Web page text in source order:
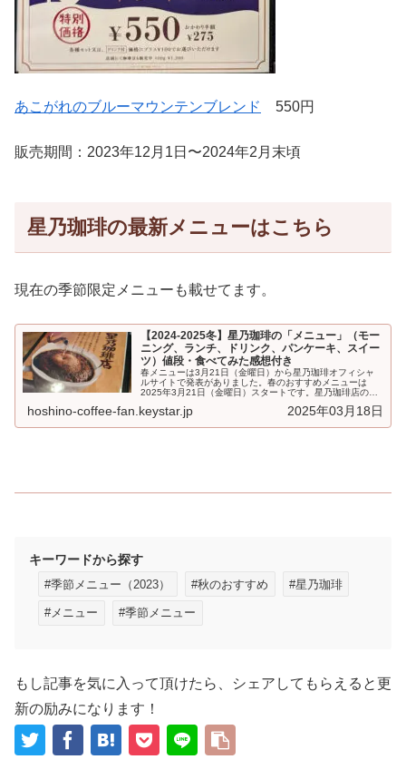
あこがれのブルーマウンテンブレンド 550円
販売期間：2023年12月1日〜2024年2月末頃
星乃珈琲の最新メニューはこちら
現在の季節限定メニューも載せてます。
【2024-2025冬】星乃珈琲の「メニュー」（モー
ニング、ランチ、ドリンク、パンケーキ、スイー
ツ）値段・食べてみた感想付き
春メニューは3月21日（金曜日）から星乃珈琲オフィシャ
ルサイトで発表がありました。春のおすすめメニューは
2025年3月21日（金曜日）スタートです。星乃珈琲店の
hoshino-coffee-fan.keystar.jp 2025年03月18日
キーワードから探す
#季節メニュー（2023） #秋のおすすめ #星乃珈琲
#メニュー #季節メニュー
もし記事を気に入って頂けたら、シェアしてもらえると更
新の励みになります！